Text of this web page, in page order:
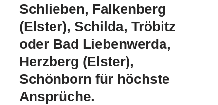
Schlieben, Falkenberg
(Elster), Schilda, Tröbitz
oder Bad Liebenwerda,
Herzberg (Elster),
Schönborn für höchste
Ansprüche.